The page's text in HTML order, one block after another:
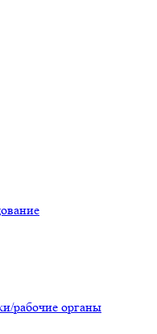
рабочие органы